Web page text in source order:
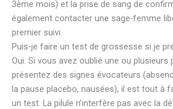
3ème mois) et la prise de sang de
également contacter une sage-femme
premier suivi.
Puis-je faire un test de grossesse si je
Oui. Si vous avez oublié une ou plusieurs
présentez des signes évocateurs
la pause placebo, nausées), il est tout à
un test. La pilule n’interfère pas avec la